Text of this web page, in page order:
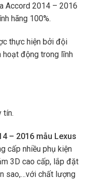
Accord 2014 – 2016
hãng 100%.
thực hiện bởi đội
hoạt động trong lĩnh
tín.
– 2016 mẫu Lexus
cấp nhiều phụ kiện
3D cao cấp, lắp đặt
sao,…với chất lượng